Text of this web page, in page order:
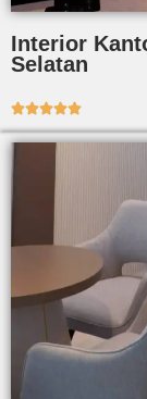
Interior
Selatan
